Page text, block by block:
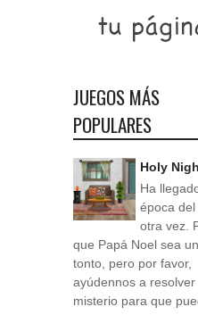
JUEGOS MÁS
POPULARES
Holy
Ha
época
otra vez.
que Papá Noel sea
tonto, pero por favor,
ayúdennos a resolver
misterio para que